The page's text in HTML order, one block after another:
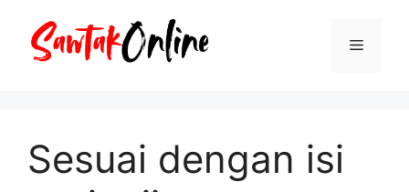
Menu
Sesuai dengan isi